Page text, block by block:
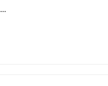
...